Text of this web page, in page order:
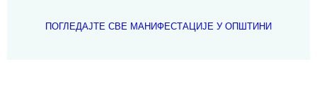
ПОГЛЕДАЈТЕ СВЕ МАНИФЕСТАЦИЈЕ У ОПШТИНИ